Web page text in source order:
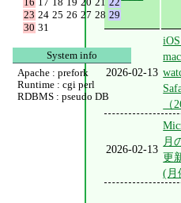
2026-02-13
（
2026-02-13
月
更
(月
23 24 25 26 27 28 29
30 31
System info
Apache : prefork
Runtime : cgi perl
RDBMS : pseudo DB